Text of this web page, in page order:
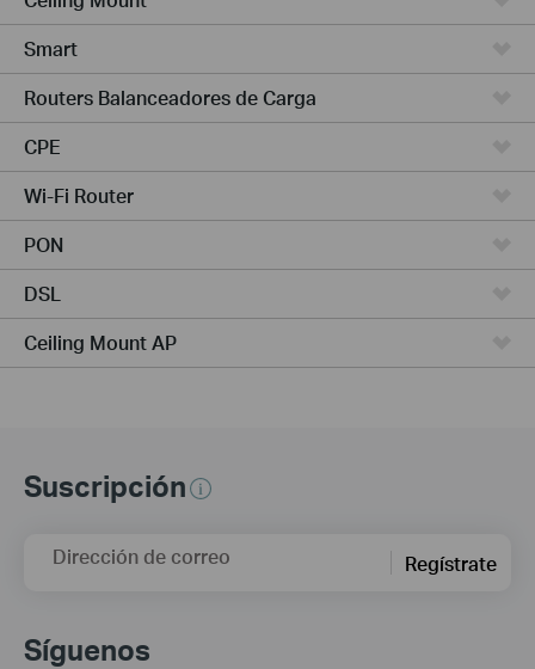
Smart
Routers Balanceadores de Carga
CPE
Wi-Fi Router
PON
DSL
Ceiling Mount AP
Suscripción
Dirección de correo Regístrate
Síguenos